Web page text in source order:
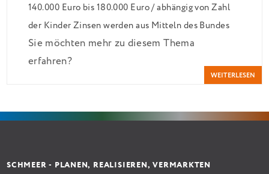
140.000 Euro bis 180.000 Euro / abhängig von Zahl
der Kinder Zinsen werden aus Mitteln des Bundes
verbilligt: Heutiger Zins bei 0,53 Prozent effektiv
bei 35 Jahren Laufzeit und 10 Jahren Zinsbindung
Antragstellende verpflichten sich zu energetischer
Sanierung in Einzelmaßnahmen […]
Sie möchten mehr zu diesem Thema
erfahren?
WEITERLESEN
SCHMEER - PLANEN, REALISIEREN, VERMARKTEN